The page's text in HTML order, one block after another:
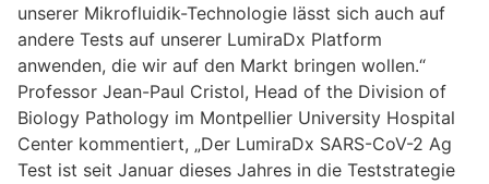
unserer Mikrofluidik-Technologie lässt sich auch auf
andere Tests auf unserer LumiraDx Platform
anwenden, die wir auf den Markt bringen wollen.“
Professor Jean-Paul Cristol, Head of the Division of
Biology Pathology im Montpellier University Hospital
Center kommentiert, „Der LumiraDx SARS-CoV-2 Ag
Test ist seit Januar dieses Jahres in die Teststrategie